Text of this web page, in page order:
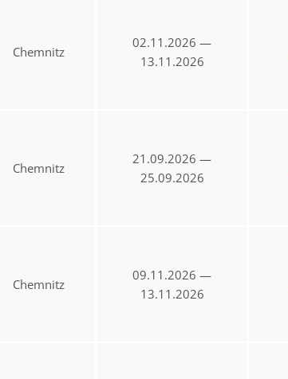
Chemnitz
02.11.2026 —
13.11.2026
Chemnitz
21.09.2026 —
25.09.2026
Chemnitz
09.11.2026 —
13.11.2026